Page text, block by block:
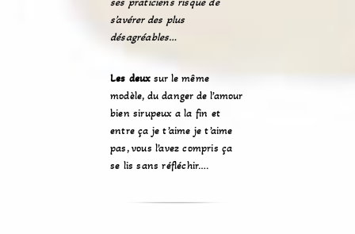
s’avérer des plus
désagréables…
Les deuxsur le même
modèle, du danger de l’amour
bien sirupeux a la fin et
entre ça je t’aime je t’aime
pas, vous l’avez compris ça
se lis sans réfléchir….